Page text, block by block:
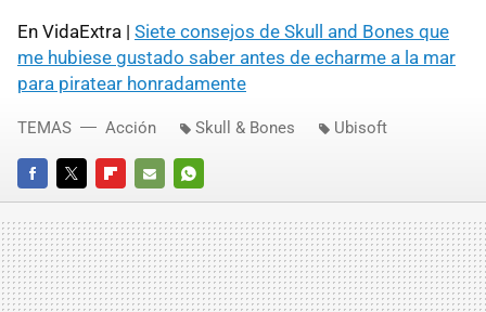
En VidaExtra | Siete consejos de Skull and Bones que
me hubiese gustado saber antes de echarme a la mar
para piratear honradamente
FACEBOOKTWITTERFLIPBOARD
E-
MAIL
WHATSAPP
TEMAS Acción Skull & Bones Ubisoft